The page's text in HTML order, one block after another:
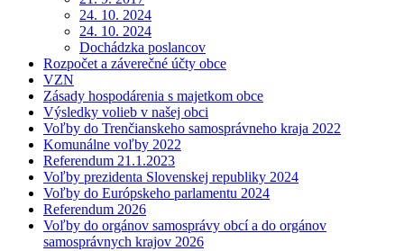
24. 10. 2024
24. 10. 2024
Dochádzka poslancov
Rozpočet a záverečné účty obce
VZN
Zásady hospodárenia s majetkom obce
Výsledky volieb v našej obci
Voľby do Trenčianskeho samosprávneho kraja 2022
Komunálne voľby 2022
Referendum 21.1.2023
Voľby prezidenta Slovenskej republiky 2024
Voľby do Európskeho parlamentu 2024
Referendum 2026
Voľby do orgánov samosprávy obcí a do orgánov
samosprávnych krajov 2026